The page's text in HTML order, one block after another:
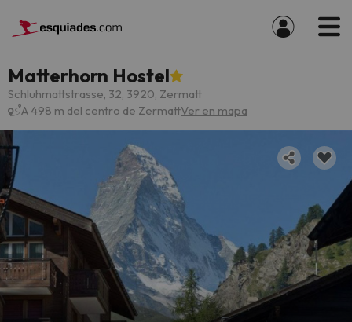
Matterhorn Hostel
Schluhmattstrasse, 32, 3920, Zermatt
A 498 m del centro de ZermattVer en mapa